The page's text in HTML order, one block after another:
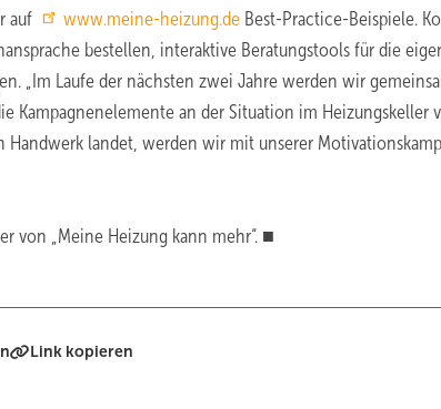
auf
www.meine-heizung.de Best-Practice-Beispiele.
bestellen, interaktive Beratungstools für die
„Im Laufe der nächsten zwei Jahre werden wir
Kampagnenelemente an der Situation im Heizungskeller
landet, werden wir mit unserer
von „Meine Heizung kann mehr“. ■
Link kopieren